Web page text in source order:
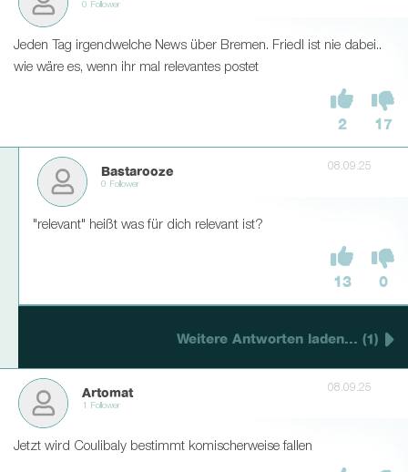
0 Follower
Jeden Tag irgendwelche News über Bremen. Friedl ist nie dabei..
wie wäre es, wenn ihr mal relevantes postet
2 17
Bastarooze
0 Follower
08.09.25
"relevant" heißt was für dich relevant ist?
13 0
Weitere Antworten laden... (1)
Artomat
1 Follower
08.09.25
Jetzt wird Coulibaly bestimmt komischerweise fallen